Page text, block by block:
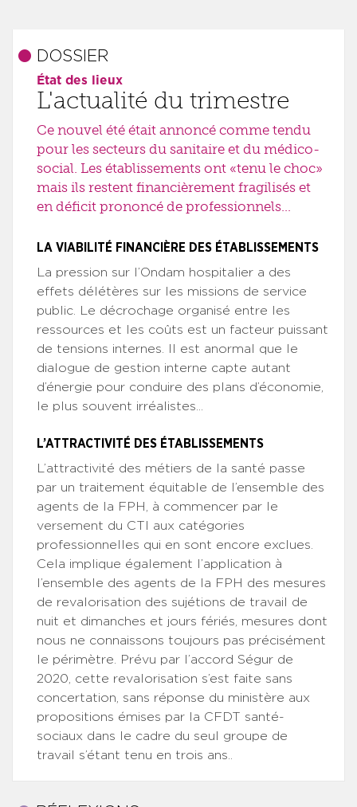
DOSSIER
État des lieux
L'actualité du trimestre
Ce nouvel été était annoncé comme tendu
pour les secteurs du sanitaire et du médico-
social. Les établissements ont «tenu le choc»
mais ils restent financièrement fragilisés et
en déficit prononcé de professionnels...
LA VIABILITÉ FINANCIÈRE DES ÉTABLISSEMENTS
La pression sur l’Ondam hospitalier a des
effets délétères sur les missions de service
public. Le décrochage organisé entre les
ressources et les coûts est un facteur puissant
de tensions internes. Il est anormal que le
dialogue de gestion interne capte autant
d’énergie pour conduire des plans d’économie,
le plus souvent irréalistes...
L’ATTRACTIVITÉ DES ÉTABLISSEMENTS
L’attractivité des métiers de la santé passe
par un traitement équitable de l’ensemble des
agents de la FPH, à commencer par le
versement du CTI aux catégories
professionnelles qui en sont encore exclues.
Cela implique également l’application à
l’ensemble des agents de la FPH des mesures
de revalorisation des sujétions de travail de
nuit et dimanches et jours fériés, mesures dont
nous ne connaissons toujours pas précisément
le périmètre. Prévu par l’accord Ségur de
2020, cette revalorisation s’est faite sans
concertation, sans réponse du ministère aux
propositions émises par la CFDT santé-
sociaux dans le cadre du seul groupe de
travail s’étant tenu en trois ans..